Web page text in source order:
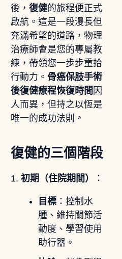
後， 復健的旅程便正式
啟航。這是一段漫長但
充滿希望的道路，物理
治療師會是您的專屬教
練，帶領您一步步重拾
行動力。 骨癌保肢手術
後復健療程恢復時間 因
人而異，但持之以恆是
唯一的成功法則。
復健的三個階段
1. 初期（住院期間） ：
目標：控制水
腫、維持關節活
動度、學習使用
助行器。